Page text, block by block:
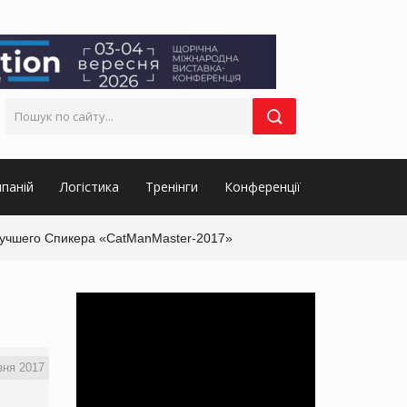
Логістика Тренінги Конференції
Спикера «CatManMaster-2017»
2017